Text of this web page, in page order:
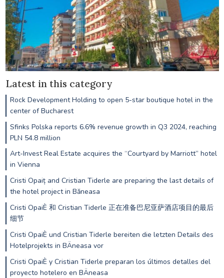
Latest in this category
Rock Development Holding to open 5-star boutique hotel in the
center of Bucharest
Sfinks Polska reports 6.6% revenue growth in Q3 2024, reaching
PLN 54.8 million
Art-Invest Real Estate acquires the “Courtyard by Marriott” hotel
in Vienna
Cristi Opaiț and Cristian Tiderle are preparing the last details of
the hotel project in Băneasa
Cristi OpaiÈ 和 Cristian Tiderle 正在准备巴尼亚萨酒店项目的最后
细节
Cristi OpaiÈ und Cristian Tiderle bereiten die letzten Details des
Hotelprojekts in BÄneasa vor
Cristi OpaiÈ y Cristian Tiderle preparan los últimos detalles del
proyecto hotelero en BÄneasa